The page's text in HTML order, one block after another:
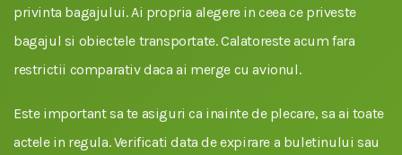
privinta bagajului. Ai propria alegere in ceea ce priveste
bagajul si obiectele transportate. Calatoreste acum fara
restrictii comparativ daca ai merge cu avionul.
Este important sa te asiguri ca inainte de plecare, sa ai toate
actele in regula. Verificati data de expirare a buletinului sau